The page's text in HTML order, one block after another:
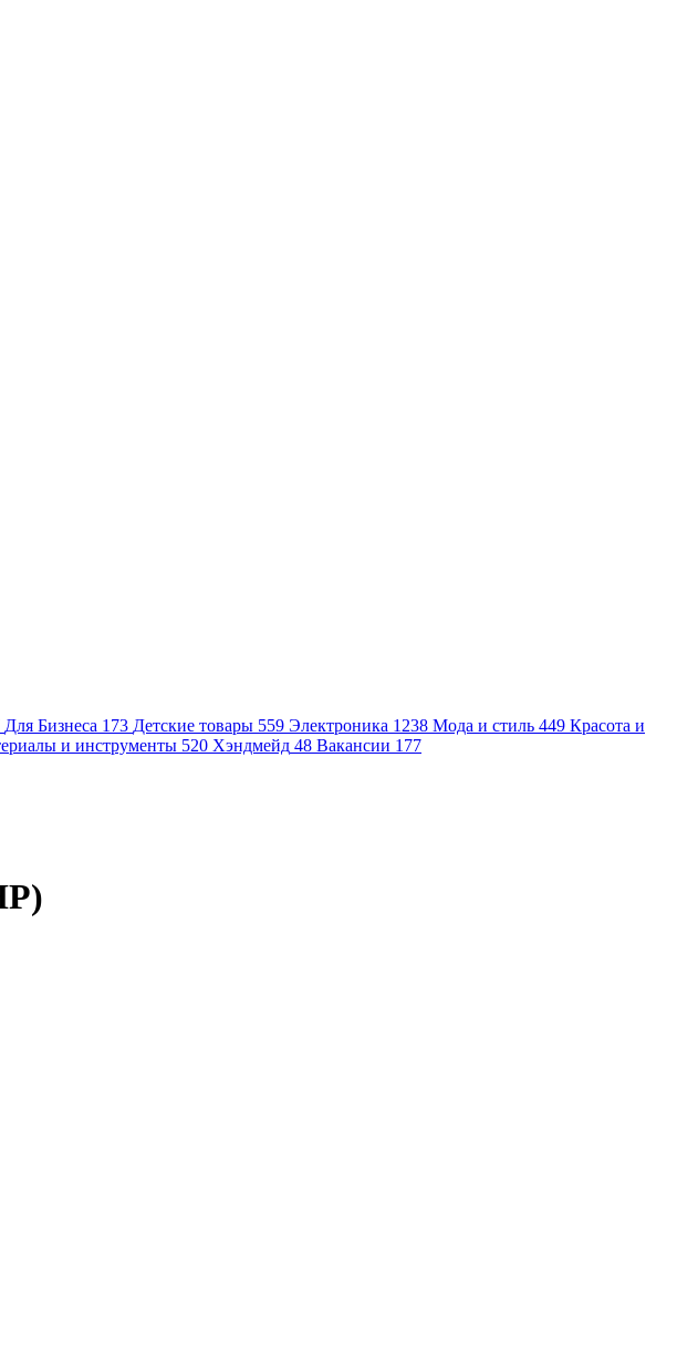
Для Бизнеса 173 Детские товары 559 Электроника 1238 Мода и стиль 449 Красота и
и инструменты 520 Хэндмейд 48 Вакансии 177